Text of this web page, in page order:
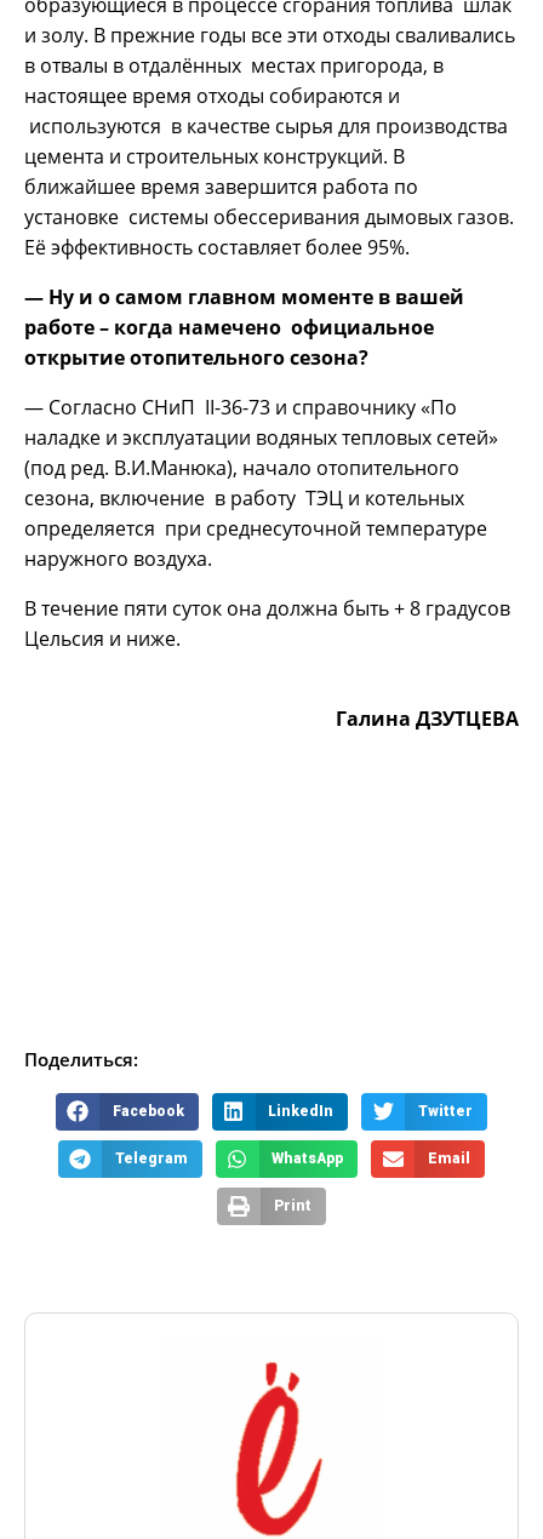
и золу. В прежние годы все эти отходы сваливались
в отвалы в отдалённых местах пригорода, в
настоящее время отходы собираются и
используются в качестве сырья для производства
цемента и строительных конструкций. В
ближайшее время завершится работа по
установке системы обессеривания дымовых газов.
Её эффективность составляет более 95%.
— Ну и о самом главном моменте в вашей
работе – когда намечено официальное
открытие отопительного сезона?
— Согласно СНиП II-36-73 и справочнику «По
наладке и эксплуатации водяных тепловых сетей»
(под ред. В.И.Манюка), начало отопительного
сезона, включение в работу ТЭЦ и котельных
определяется при среднесуточной температуре
наружного воздуха.
В течение пяти суток она должна быть + 8 градусов
Цельсия и ниже.
Галина ДЗУТЦЕВА
Поделиться:
Facebook LinkedIn Twitter
Telegram WhatsApp Email
Print